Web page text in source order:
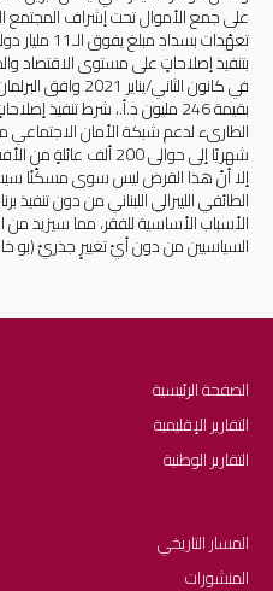
على جمع الأموال تحت إشراف المجتمع
تعهّدات
بتنفيذ إصلاحاتٍ على مستوى الاقتصاد
في كانون الثاني/
بقيمة 246 مليون د.أ.، شرط
إلا أنّ هذا القرض ليس سوى مسكّنًا
الطائفي الليبرالي اللبناني من دون
الأسباب الأساسية للفقر، مما سيزيد من
السياسيين من دون أيّ تغييرٍ جذريّ (بو خاطر
الصفحة الرئيسية
التقارير الإقليمية
التقارير الوطنية
المسار التاريخي
المنشورات